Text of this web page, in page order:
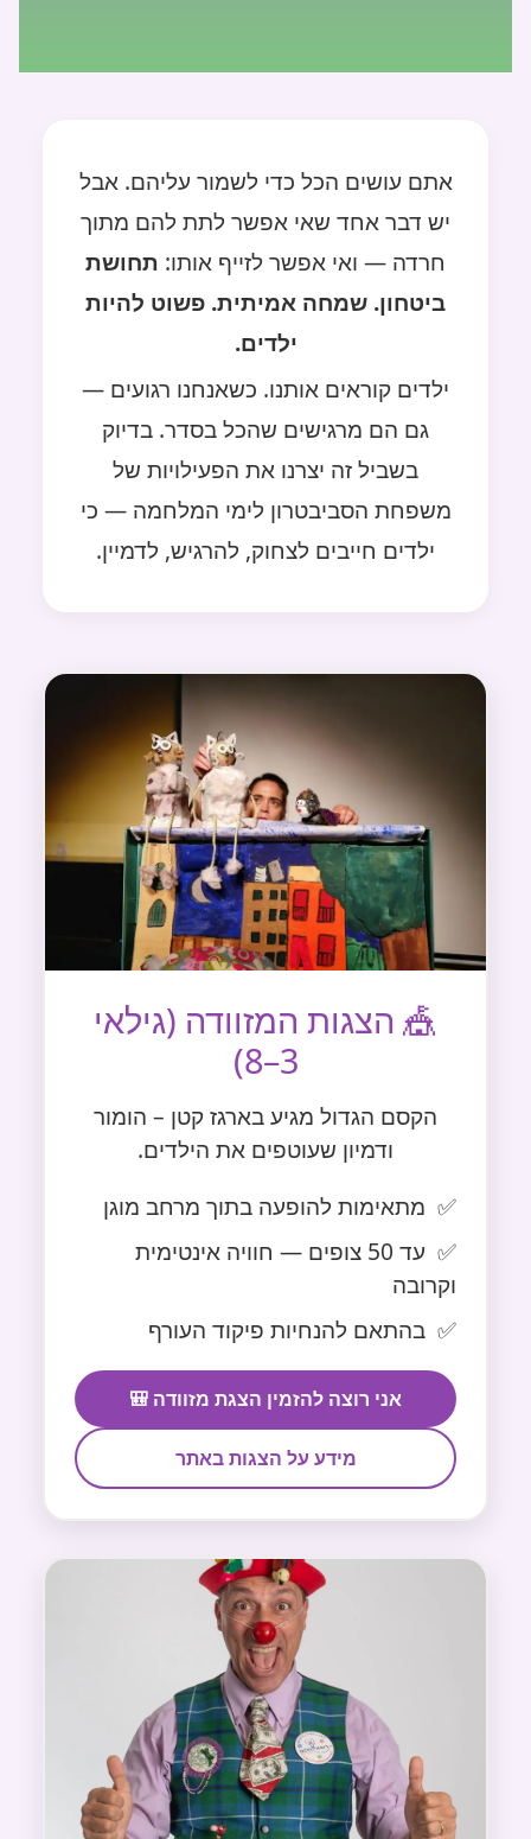
אתם עושים הכל כדי לשמור עליהם. אבל
יש דבר אחד שאי אפשר לתת להם מתוך
חרדה — ואי אפשר לזייף אותו: תחושת
ביטחון. שמחה אמיתית. פשוט להיות
ילדים.
ילדים קוראים אותנו. כשאנחנו רגועים —
גם הם מרגישים שהכל בסדר. בדיוק
בשביל זה יצרנו את הפעילויות של
משפחת הסביבטרון לימי המלחמה — כי
ילדים חייבים לצחוק, להרגיש, לדמיין.
🎪 הצגות המזוודה (גילאי
3–8)
הקסם הגדול מגיע בארגז קטן – הומור
ודמיון שעוטפים את הילדים.
מתאימות להופעה בתוך מרחב מוגן
עד 50 צופים — חוויה אינטימית
וקרובה
בהתאם להנחיות פיקוד העורף
אני רוצה להזמין הצגת מזוודה 🎒
מידע על הצגות באתר